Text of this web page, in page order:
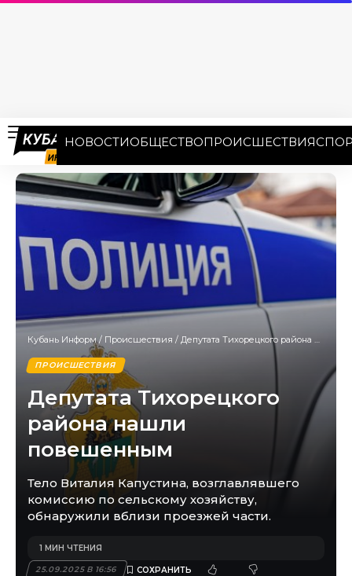
НОВОСТИОБЩЕСТВОПРОИСШЕСТВИЯ
Кубань Информ/ Происшествия / Депутата Тихорецкого района нашли повешенным
ПРОИСШЕСТВИЯ
Депутата Тихорецкого
района нашли
повешенным
Тело Виталия Капустина, возглавлявшего
комиссию по сельскому хозяйству,
обнаружили вблизи проезжей части.
25.09.2025 В 16:56
1 МИН ЧТЕНИЯ